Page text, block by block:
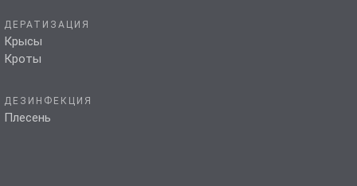
ДЕРАТИЗАЦИЯ
Крысы
Кроты
ДЕЗИНФЕКЦИЯ
Плесень